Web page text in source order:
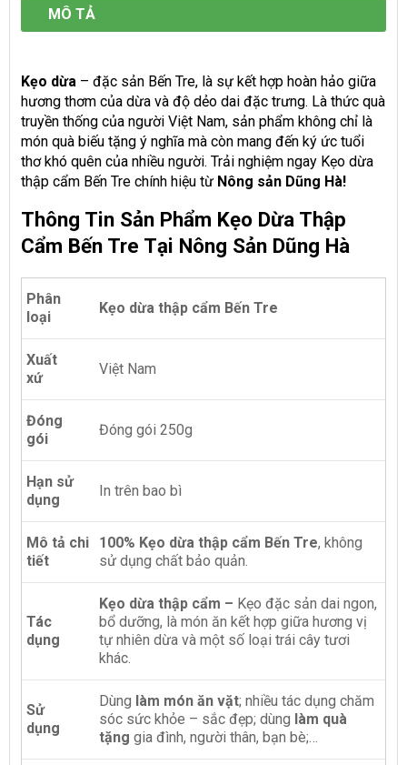
MÔ TẢ
Kẹo dừa – đặc sản Bến Tre, là sự kết hợp hoàn hảo giữa
hương thơm của dừa và độ dẻo dai đặc trưng. Là thức quà
truyền thống của người Việt Nam, sản phẩm không chỉ là
món quà biếu tặng ý nghĩa mà còn mang đến ký ức tuổi
thơ khó quên của nhiều người. Trải nghiệm ngay Kẹo dừa
thập cẩm Bến Tre chính hiệu từ Nông sản Dũng Hà!
Thông Tin Sản Phẩm Kẹo Dừa Thập
Cẩm Bến Tre Tại Nông Sản Dũng Hà
Phân
loại
Kẹo dừa thập cẩm Bến Tre
Xuất
xứ
Việt Nam
Đóng
gói
Đóng gói 250g
Hạn sử
dụng
In trên bao bì
Mô tả chi
tiết
100% Kẹo dừa thập cẩm Bến Tre, không
sử dụng chất bảo quản.
Tác
dụng
Kẹo dừa thập cẩm – Kẹo đặc sản dai ngon,
bổ dưỡng, là món ăn kết hợp giữa hương vị
tự nhiên dừa và một số loại trái cây tươi
khác.
Sử
dụng
Dùng làm món ăn vặt; nhiều tác dụng chăm
sóc sức khỏe – sắc đẹp; dùng làm quà
tặng gia đình, người thân, bạn bè;…